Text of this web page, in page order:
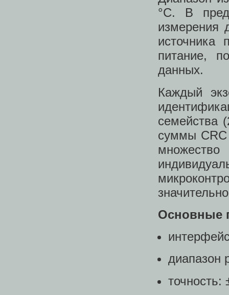
°C. В
измерения
источника
питание,
данных.
Каждый
семейства
суммы CRC
Основные
диапазон
точность: